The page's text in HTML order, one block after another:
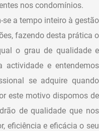
nos condomínios.
a tempo inteiro à gestão
fazendo desta prática o
o grau de qualidade e
actividade e entendemos
se adquire quando
este motivo dispomos de
de qualidade que nos
eficiência e eficácia o seu